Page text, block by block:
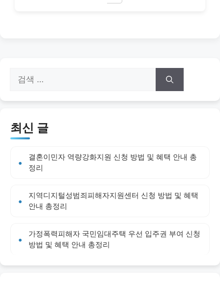
최신 글
결혼이민자 역량강화지원 신청 방법 및 혜택 안내 총
정리
지역디지털성범죄피해자지원센터 신청 방법 및 혜택
안내 총정리
가정폭력피해자 국민임대주택 우선 입주권 부여 신청
방법 및 혜택 안내 총정리